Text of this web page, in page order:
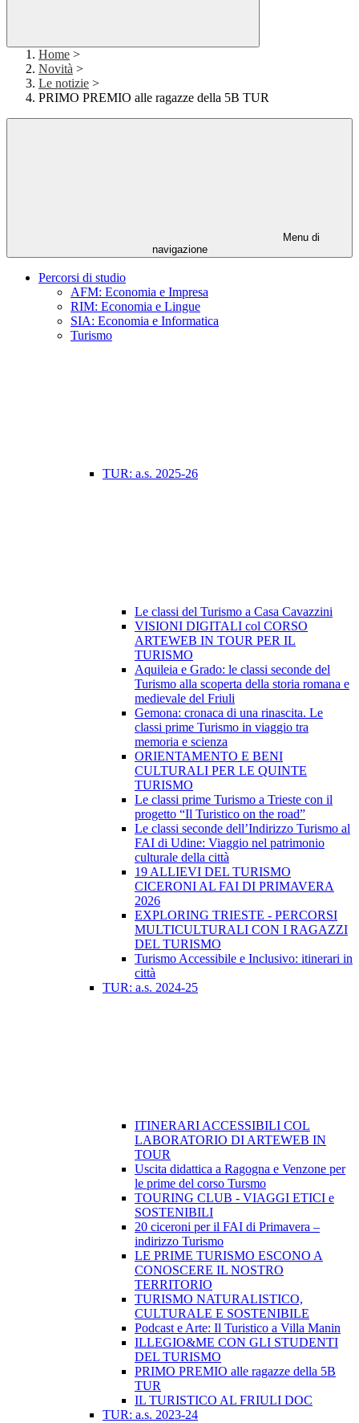
Home >
Novità >
Le notizie >
PRIMO PREMIO alle ragazze della 5B TUR
Menu di
navigazione
Percorsi di studio
AFM: Economia e Impresa
RIM: Economia e Lingue
SIA: Economia e Informatica
Turismo
TUR: a.s. 2025-26
Le classi del Turismo a Casa Cavazzini
VISIONI DIGITALI col CORSO
ARTEWEB IN TOUR PER IL
TURISMO
Aquileia e Grado: le classi seconde del
Turismo alla scoperta della storia romana e
medievale del Friuli
Gemona: cronaca di una rinascita. Le
classi prime Turismo in viaggio tra
memoria e scienza
ORIENTAMENTO E BENI
CULTURALI PER LE QUINTE
TURISMO
Le classi prime Turismo a Trieste con il
progetto “Il Turistico on the road”
Le classi seconde dell’Indirizzo Turismo al
FAI di Udine: Viaggio nel patrimonio
culturale della città
19 ALLIEVI DEL TURISMO
CICERONI AL FAI DI PRIMAVERA
2026
EXPLORING TRIESTE - PERCORSI
MULTICULTURALI CON I RAGAZZI
DEL TURISMO
Turismo Accessibile e Inclusivo: itinerari in
città
TUR: a.s. 2024-25
ITINERARI ACCESSIBILI COL
LABORATORIO DI ARTEWEB IN
TOUR
Uscita didattica a Ragogna e Venzone per
le prime del corso Tursmo
TOURING CLUB - VIAGGI ETICI e
SOSTENIBILI
20 ciceroni per il FAI di Primavera –
indirizzo Turismo
LE PRIME TURISMO ESCONO A
CONOSCERE IL NOSTRO
TERRITORIO
TURISMO NATURALISTICO,
CULTURALE E SOSTENIBILE
Podcast e Arte: Il Turistico a Villa Manin
ILLEGIO&ME CON GLI STUDENTI
DEL TURISMO
PRIMO PREMIO alle ragazze della 5B
TUR
IL TURISTICO AL FRIULI DOC
TUR: a.s. 2023-24